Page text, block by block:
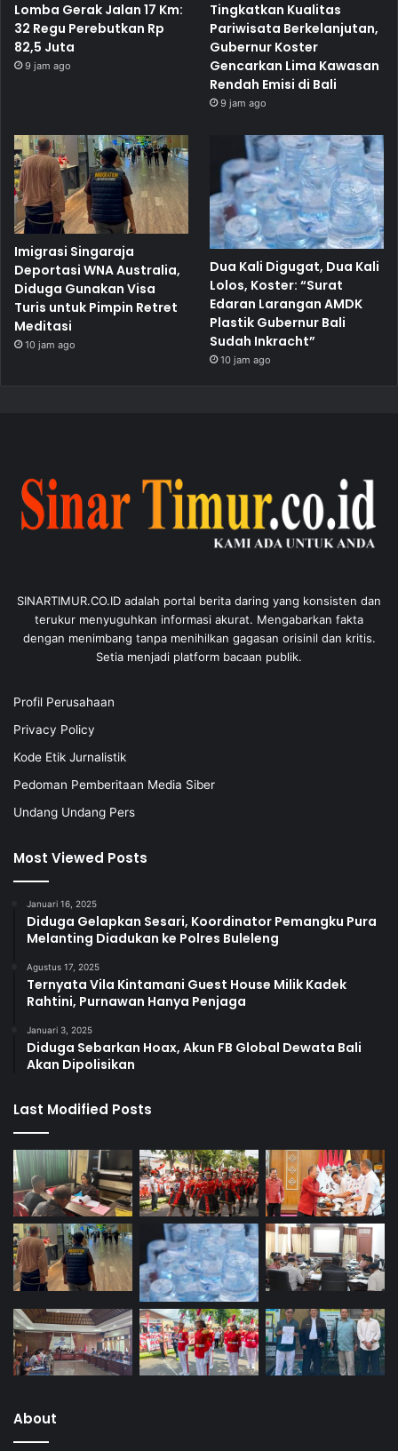
Lomba Gerak Jalan 17 Km:
32 Regu Perebutkan Rp
82,5 Juta
9 jam ago
Tingkatkan Kualitas
Pariwisata Berkelanjutan,
Gubernur Koster
Gencarkan Lima Kawasan
Rendah Emisi di Bali
9 jam ago
Imigrasi Singaraja
Deportasi WNA Australia,
Diduga Gunakan Visa
Turis untuk Pimpin Retret
Meditasi
10 jam ago
Dua Kali Digugat, Dua Kali
Lolos, Koster: “Surat
Edaran Larangan AMDK
Plastik Gubernur Bali
Sudah Inkracht”
10 jam ago
SINARTIMUR.CO.ID adalah portal berita daring yang konsisten dan
terukur menyuguhkan informasi akurat. Mengabarkan fakta
dengan menimbang tanpa menihilkan gagasan orisinil dan kritis.
Setia menjadi platform bacaan publik.
Profil Perusahaan
Privacy Policy
Kode Etik Jurnalistik
Pedoman Pemberitaan Media Siber
Undang Undang Pers
Most Viewed Posts
Januari 16, 2025
Diduga Gelapkan Sesari, Koordinator Pemangku Pura
Melanting Diadukan ke Polres Buleleng
Agustus 17, 2025
Ternyata Vila Kintamani Guest House Milik Kadek
Rahtini, Purnawan Hanya Penjaga
Januari 3, 2025
Diduga Sebarkan Hoax, Akun FB Global Dewata Bali
Akan Dipolisikan
Last Modified Posts
About